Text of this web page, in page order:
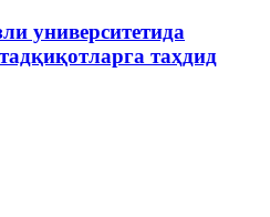
университетида
таҳдид